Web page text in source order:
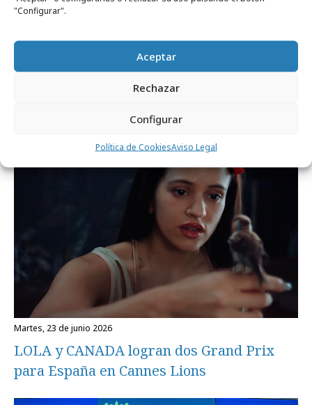
"Configurar".
Aceptar
Rechazar
Configurar
Política de CookiesAviso Legal
JCDecaux lidera el nuevo paradigma de la
publicidad exterior
martes, 23 de junio 2026
LOLA y CANADA logran dos Grand Prix
para España en Cannes Lions